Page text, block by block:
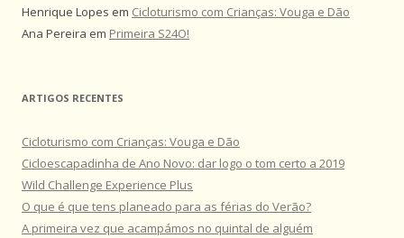
Henrique Lopes em Cicloturismo com Crianças: Vouga e Dão
Ana Pereira em Primeira S24O!
ARTIGOS RECENTES
Cicloturismo com Crianças: Vouga e Dão
Cicloescapadinha de Ano Novo: dar logo o tom certo a 2019
Wild Challenge Experience Plus
O que é que tens planeado para as férias do Verão?
A primeira vez que acampámos no quintal de alguém